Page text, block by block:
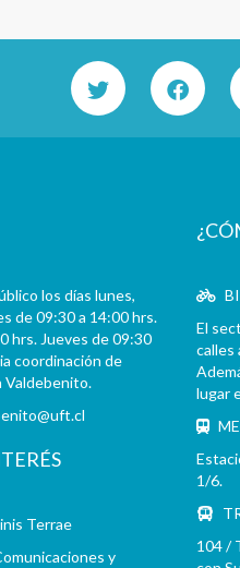
los días lunes,
de 09:30 a 14:00 hrs.
hrs. Jueves de 09:30
coordinación de
Valdebenito.
Terrae
y
El
calles
lugar
1/6.
104 /